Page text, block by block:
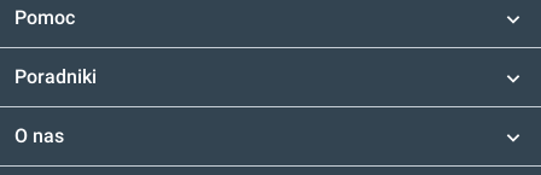
Pomoc
Poradniki
O nas